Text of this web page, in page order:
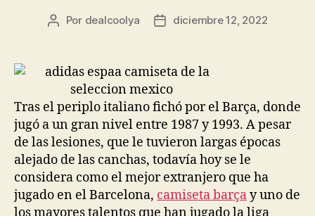
Autor
entrada
Por dealcoolya
Fecha
entrada
diciembre 12, 2022
Tras el periplo italiano fichó por el Barça, donde
jugó a un gran nivel entre 1987 y 1993. A pesar
de las lesiones, que le tuvieron largas épocas
alejado de las canchas, todavía hoy se le
considera como el mejor extranjero que ha
jugado en el Barcelona, camiseta barçay uno de
los mayores talentos que han jugado la liga